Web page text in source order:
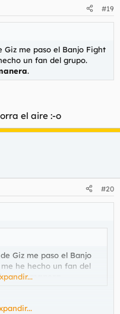
#19
Giz me paso el Banjo Fight
un fan del grupo.
.
el aire :-o
#20
Giz me paso el Banjo
he hecho un fan del
manera